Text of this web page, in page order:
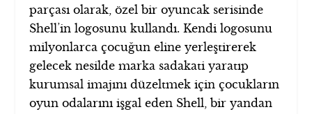
parçası olarak, özel bir oyuncak serisinde
Shell’in logosunu kullandı. Kendi logosunu
milyonlarca çocuğun eline yerleştirerek
gelecek nesilde marka sadakati yaratıp
kurumsal imajını düzeltmek için çocukların
oyun odalarını işgal eden Shell, bir yandan